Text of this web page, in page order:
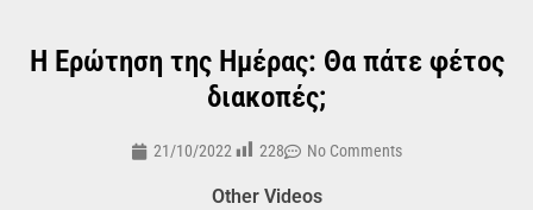
Η Ερώτηση της Ημέρας: Θα πάτε φέτος
διακοπές;
21/10/2022 228 No Comments
Other Videos